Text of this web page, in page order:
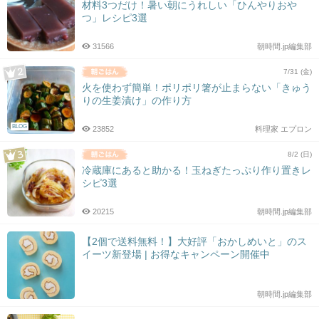
材料3つだけ！暑い朝にうれしい「ひんやりおや
つ」レシピ3選
朝時間.jp編集部
31566
BLOG
7/31 (金)
火を使わず簡単！ポリポリ箸が止まらない「きゅう
りの生姜漬け」の作り方
料理家 エプロン
23852
8/2 (日)
冷蔵庫にあると助かる！玉ねぎたっぷり作り置きレ
シピ3選
朝時間.jp編集部
20215
【2個で送料無料！】大好評「おかしめいと」のス
イーツ新登場 | お得なキャンペーン開催中
朝時間.jp編集部